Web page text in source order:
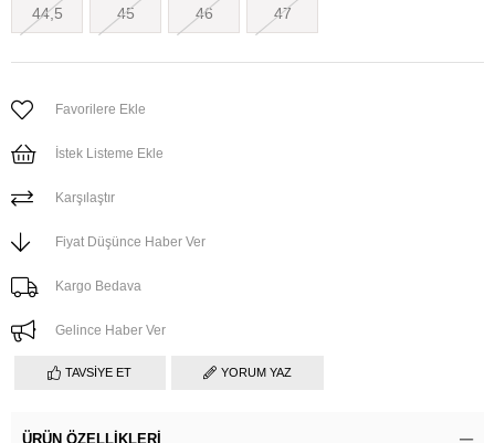
44,5 45 46 47
Favorilere Ekle
İstek Listeme Ekle
Karşılaştır
Fiyat Düşünce Haber Ver
Kargo Bedava
Gelince Haber Ver
TAVSIYE ET YORUM YAZ
ÜRÜN ÖZELLIKLERI